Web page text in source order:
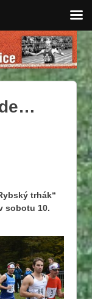
trhák“
sobotu 10.